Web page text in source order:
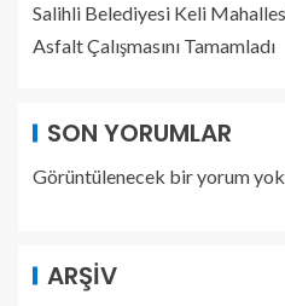
Salihli Belediyesi Keli
Asfalt Çalışmasını Tamamladı
SON YORUMLAR
Görüntülenecek bir yorum
ARŞIV